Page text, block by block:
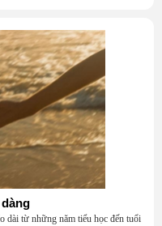
dài từ những năm tiểu học đến tuổi